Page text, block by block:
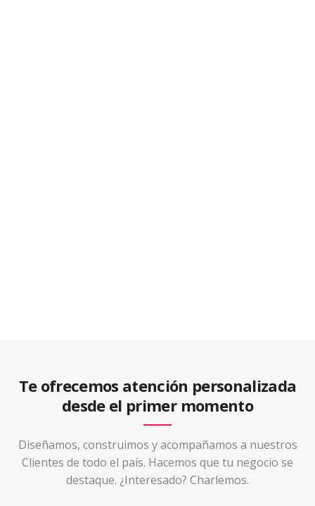
Te ofrecemos atención personalizada
desde el primer momento
Diseñamos, construimos y acompañamos a nuestros
Clientes de todo el país. Hacemos que tu negocio se
destaque. ¿Interesado? Charlemos.